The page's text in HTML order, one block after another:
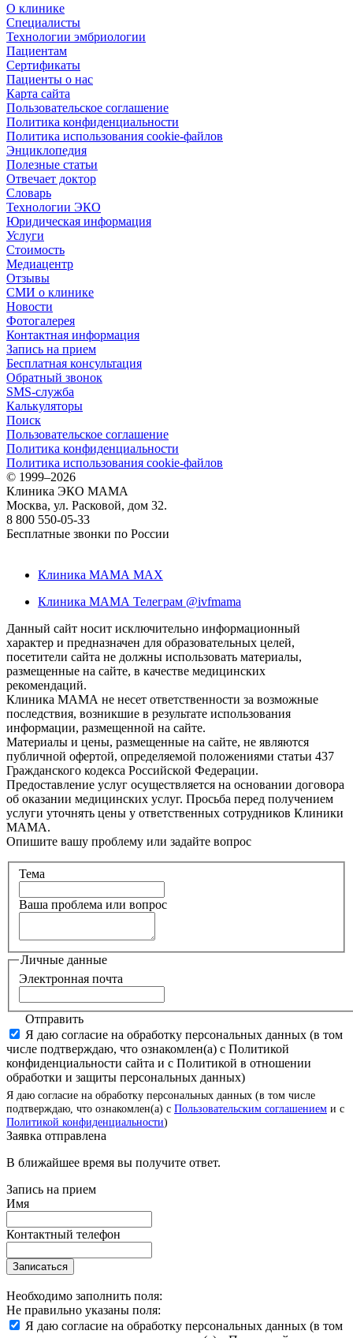
О клинике
Специалисты
Технологии эмбриологии
Пациентам
Сертификаты
Пациенты о нас
Карта сайта
Пользовательское соглашение
Политика конфиденциальности
Политика использования cookie-файлов
Энциклопедия
Полезные статьи
Отвечает доктор
Словарь
Технологии ЭКО
Юридическая информация
Услуги
Стоимость
Медиацентр
Отзывы
СМИ о клинике
Новости
Фотогалерея
Контактная информация
Запись на прием
Бесплатная консультация
Обратный звонок
SMS-служба
Калькуляторы
Поиск
Пользовательское соглашение
Политика конфиденциальности
Политика использования cookie-файлов
© 1999–2026
Клиника ЭКО МАМА
Москва, ул. Расковой, дом 32.
8 800 550-05-33
Бесплатные звонки по России
Клиника МАМА MAX
Клиника МАМА Телеграм @ivfmama
Данный сайт носит исключительно информационный
характер и предназначен для образовательных целей,
посетители сайта не должны использовать материалы,
размещенные на сайте, в качестве медицинских
рекомендаций.
Клиника МАМА не несет ответственности за возможные
последствия, возникшие в результате использования
информации, размещенной на сайте.
Материалы и цены, размещенные на сайте, не являются
публичной офертой, определяемой положениями статьи 437
Гражданского кодекса Российской Федерации.
Предоставление услуг осуществляется на основании договора
об оказании медицинских услуг. Просьба перед получением
услуги уточнять цены у ответственных сотрудников Клиники
МАМА.
Опишите вашу проблему или задайте вопрос
Тема
Ваша проблема или вопрос
Личные данные
Электронная почта
Отправить
Я даю согласие на обработку персональных данных (в том
числе подтверждаю, что ознакомлен(а) с Политикой
конфиденциальности сайта и с Политикой в отношении
обработки и защиты персональных данных)
Я даю согласие на обработку персональных данных (в том числе
подтверждаю, что ознакомлен(а) с Пользовательским соглашением и с
Политикой конфиденциальности)
Заявка отправлена
В ближайшее время вы получите ответ.
Запись на прием
Имя
Контактный телефон
Записаться
Необходимо заполнить поля:
Не правильно указаны поля:
Я даю согласие на обработку персональных данных (в том